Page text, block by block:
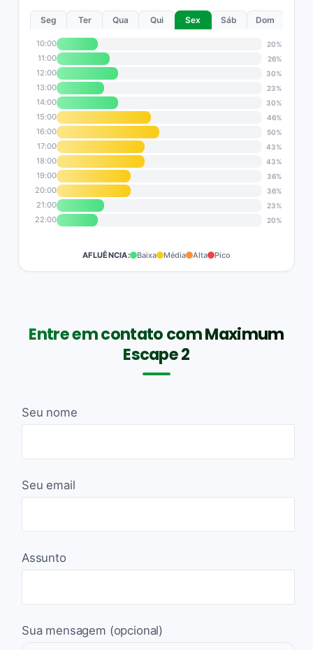
Seg Ter Qua Qui Sex Sáb Dom
10:00 20%
11:00 26%
12:00 30%
13:00 23%
14:00 30%
15:00 46%
16:00 50%
17:00 43%
18:00 43%
19:00 36%
20:00 36%
21:00 23%
22:00 20%
AFLUÊNCIA: Baixa Média Alta Pico
Entre em contato com Maximum
Escape 2
Seu nome
Seu email
Assunto
Sua mensagem (opcional)